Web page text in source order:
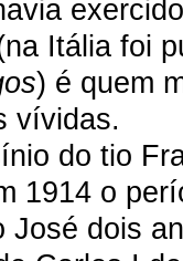
Itália foi
) é quem
vívidas.
do tio
1914 o
José dois